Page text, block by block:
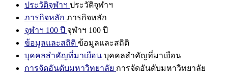
ประวัติจุฬาฯ ประวัติจุฬาฯ
ภารกิจหลัก ภารกิจหลัก
จุฬาฯ 100 ปี จุฬาฯ 100 ปี
ข้อมูลและสถิติ ข้อมูลและสถิติ
บุคคลสำคัญที่มาเยือน บุคคลสำคัญที่มาเยือน
การจัดอันดับมหาวิทยาลัย การจัดอันดับมหาวิทยาลัย